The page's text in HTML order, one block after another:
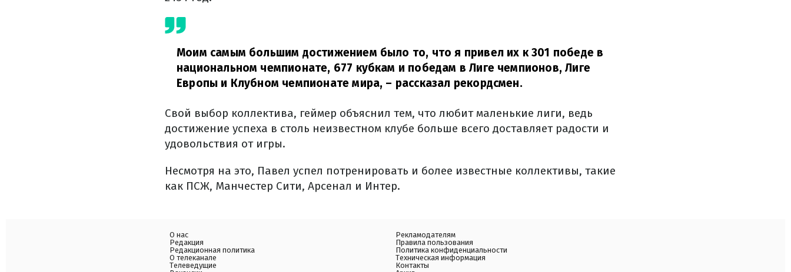
Моим самым большим достижением было то, что я привел их к 301 победе в
национальном чемпионате, 677 кубкам и победам в Лиге чемпионов, Лиге
Европы и Клубном чемпионате мира, – рассказал рекордсмен.
Свой выбор коллектива, геймер объяснил тем, что любит маленькие лиги, ведь
достижение успеха в столь неизвестном клубе больше всего доставляет радости и
удовольствия от игры.
Несмотря на это, Павел успел потренировать и более известные коллективы, такие
как ПСЖ, Манчестер Сити, Арсенал и Интер.
О нас
Редакция
Редакционная политика
О телеканале
Телеведущие
Рекламодателям
Правила пользования
Политика конфиденциальности
Техническая информация
Контакты